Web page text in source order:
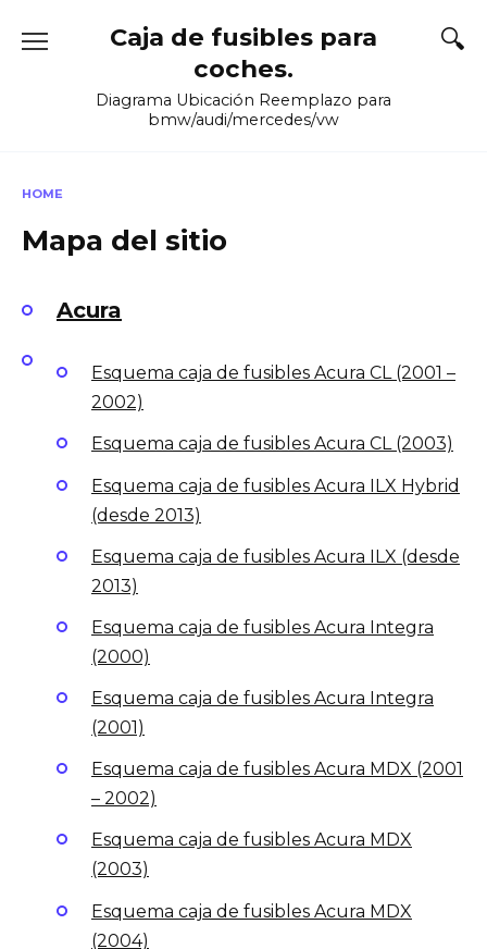
Caja de fusibles para
coches.
Diagrama Ubicación Reemplazo para
bmw/audi/mercedes/vw
HOME
Mapa del sitio
Acura
Esquema caja de fusibles Acura CL (2001 –
2002)
Esquema caja de fusibles Acura CL (2003)
Esquema caja de fusibles Acura ILX Hybrid
(desde 2013)
Esquema caja de fusibles Acura ILX (desde
2013)
Esquema caja de fusibles Acura Integra
(2000)
Esquema caja de fusibles Acura Integra
(2001)
Esquema caja de fusibles Acura MDX (2001
– 2002)
Esquema caja de fusibles Acura MDX
(2003)
Esquema caja de fusibles Acura MDX
(2004)